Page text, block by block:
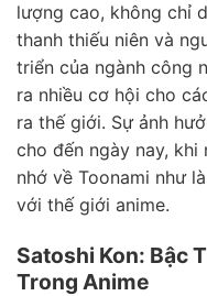
lượng cao, không chỉ
thanh thiếu niên và
triển của ngành công
ra nhiều cơ hội cho
ra thế giới. Sự ảnh
cho đến ngày nay,
nhớ về Toonami như
với thế giới anime.
Satoshi Kon: Bậc
Trong Anime